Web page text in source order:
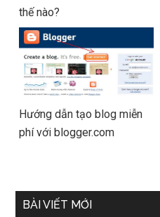
thế nào?
Hướng dẫn tạo blog miễn
phí với blogger.com
BÀI VIẾT MỚI